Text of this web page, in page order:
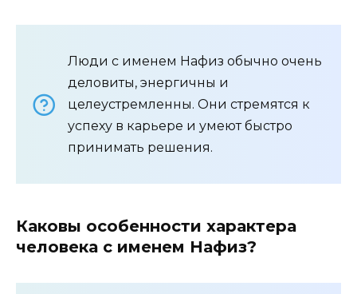
Люди с именем Нафиз обычно очень
деловиты, энергичны и
целеустремленны. Они стремятся к
успеху в карьере и умеют быстро
принимать решения.
Каковы особенности характера
человека с именем Нафиз?